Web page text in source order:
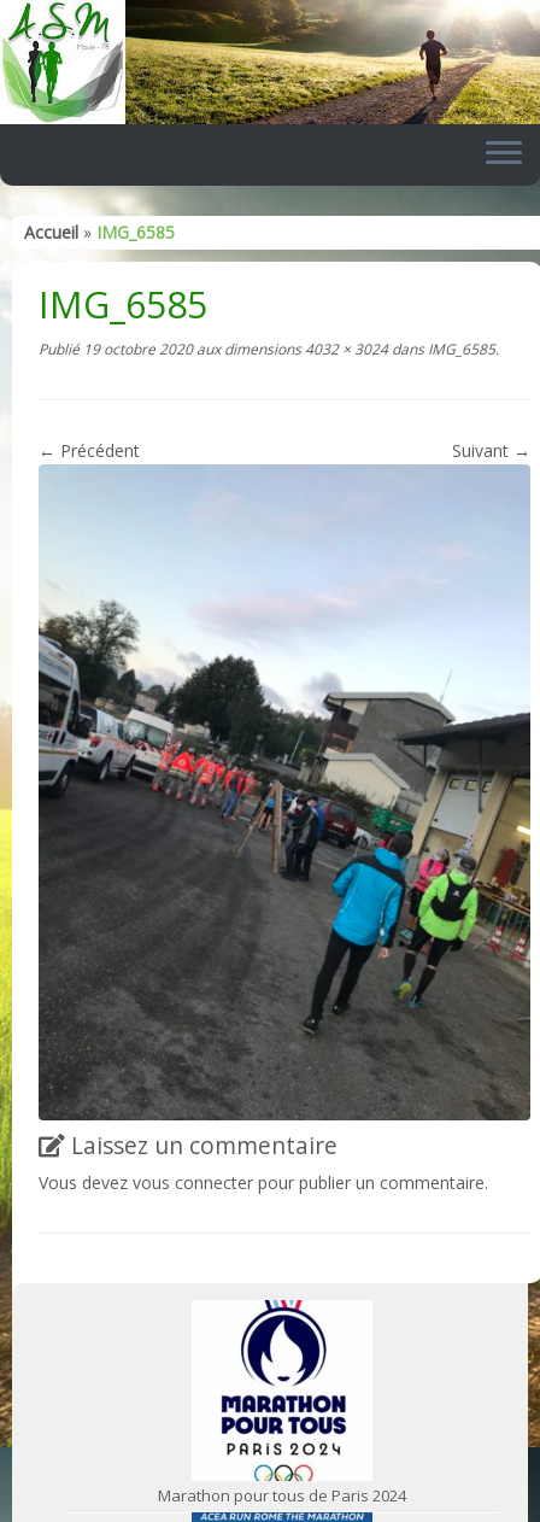
Skip
to
content
Accueil » IMG_6585
IMG_6585
Publié 19 octobre 2020aux dimensions4032 × 3024dansIMG_6585.
← Précédent Suivant →
Laissez un commentaire
Vous devez vous connecter pour publier un commentaire.
Marathon pour tous de Paris 2024